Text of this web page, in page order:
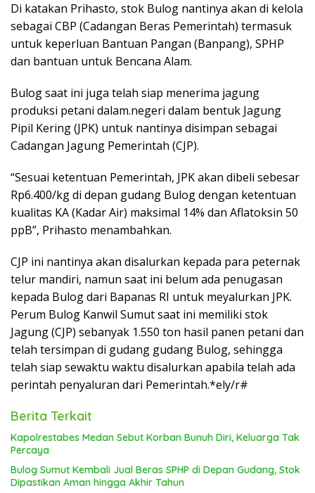
Di katakan Prihasto, stok Bulog nantinya akan di kelola
sebagai CBP (Cadangan Beras Pemerintah) termasuk
untuk keperluan Bantuan Pangan (Banpang), SPHP
dan bantuan untuk Bencana Alam.
Bulog saat ini juga telah siap menerima jagung
produksi petani dalam.negeri dalam bentuk Jagung
Pipil Kering (JPK) untuk nantinya disimpan sebagai
Cadangan Jagung Pemerintah (CJP).
“Sesuai ketentuan Pemerintah, JPK akan dibeli sebesar
Rp6.400/kg di depan gudang Bulog dengan ketentuan
kualitas KA (Kadar Air) maksimal 14% dan Aflatoksin 50
ppB”, Prihasto menambahkan.
CJP ini nantinya akan disalurkan kepada para peternak
telur mandiri, namun saat ini belum ada penugasan
kepada Bulog dari Bapanas RI untuk meyalurkan JPK.
Perum Bulog Kanwil Sumut saat ini memiliki stok
Jagung (CJP) sebanyak 1.550 ton hasil panen petani dan
telah tersimpan di gudang gudang Bulog, sehingga
telah siap sewaktu waktu disalurkan apabila telah ada
perintah penyaluran dari Pemerintah.*ely/r#
Berita Terkait
Kapolrestabes Medan Sebut Korban Bunuh Diri, Keluarga Tak
Percaya
Bulog Sumut Kembali Jual Beras SPHP di Depan Gudang, Stok
Dipastikan Aman hingga Akhir Tahun